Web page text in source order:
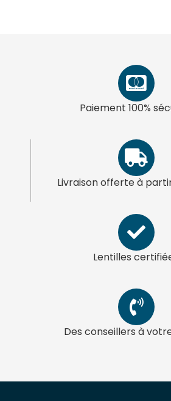
Paiement 100%
Livraison offerte à
Lentilles
Des conseillers à